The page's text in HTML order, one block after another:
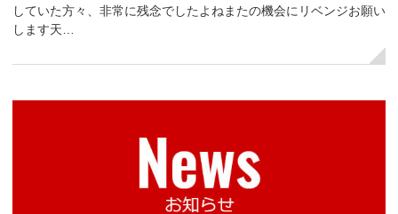
していた方々、非常に残念でしたよねまたの機会にリベンジお願い
します天…